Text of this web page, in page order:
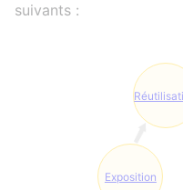
suivants :
Exposition